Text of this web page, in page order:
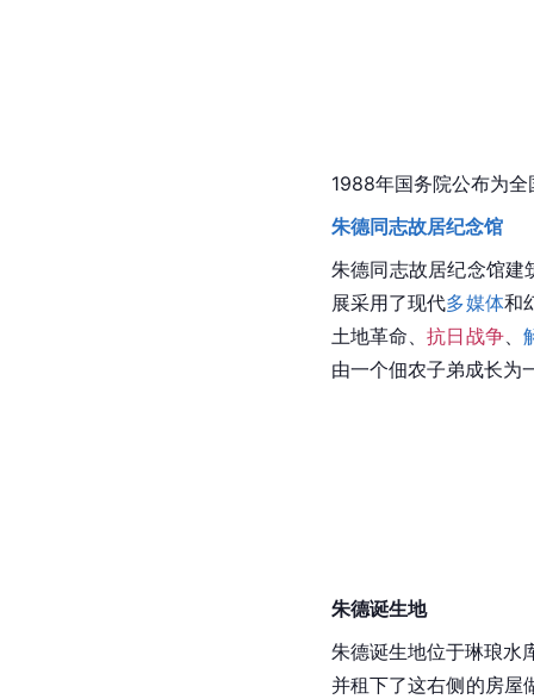
1988年国务院公布为
朱德同志故居纪念馆
朱德同志故居纪念馆建
展采用了现代多媒体和
土地革命、抗日战争、
由一个佃农子弟成长为
朱德诞生地
朱德诞生地位于琳琅水
并租下了这右侧的房屋